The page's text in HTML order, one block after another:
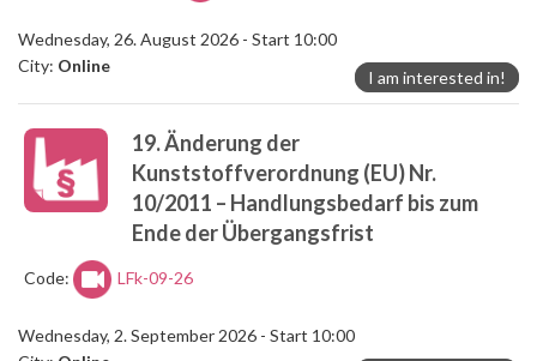
Wednesday, 26. August 2026 - Start 10:00
City: Online
I am interested in!
19. Änderung der
Kunststoffverordnung (EU) Nr.
10/2011 – Handlungsbedarf bis zum
Ende der Übergangsfrist
Code: LFk-09-26
Wednesday, 2. September 2026 - Start 10:00